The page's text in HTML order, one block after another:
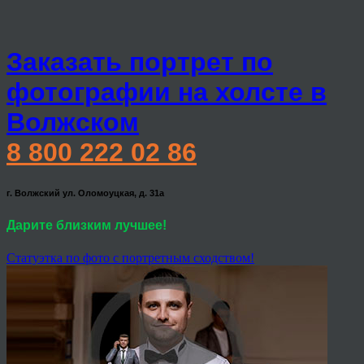
Заказать портрет по
фотографии на холсте в
Волжском
8 800 222 02 86
г. Волжский ул. Оломоуцкая, д. 31а
Дарите близким лучшее!
Статуэтка по фото с портретным сходством!